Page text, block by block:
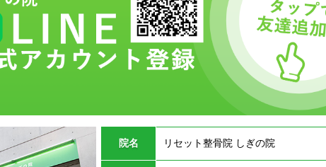
院名 リセット整骨院 しぎの院